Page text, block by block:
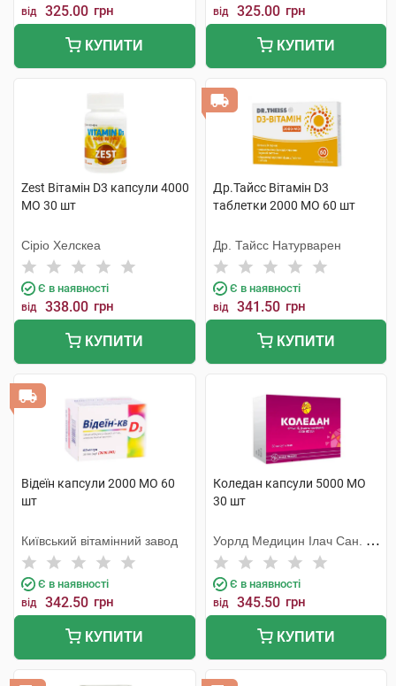
від 325.00 грн
КУПИТИ
від 325.00 грн
КУПИТИ
Zest Вітамін D3 капсули 4000
МО 30 шт
Сіріо Хелскеа
Є в наявності
від 338.00 грн
КУПИТИ
Др.Тайсс Вітамін D3
таблетки 2000 МО 60 шт
Др. Тайсс Натурварен
Є в наявності
від 341.50 грн
КУПИТИ
Відеїн капсули 2000 МО 60
шт
Київський вітамінний завод
Є в наявності
від 342.50 грн
КУПИТИ
Коледан капсули 5000 МО
30 шт
Уорлд Медицин Ілач Сан. Ве
Тідж
Є в наявності
від 345.50 грн
КУПИТИ